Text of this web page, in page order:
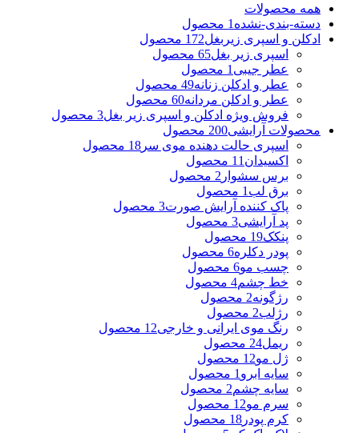
همه محصولات
دسته-بندی-نشده 1 محصول
ادکلن و اسپری زیربغل172 محصول
اسپری زیر بغل65 محصول
عطر جیبی 1 محصول
عطر و ادکلن زنانه49 محصول
عطر و ادکلن مردانه60 محصول
فروش ویژه ادکلن و اسپری زیر بغل3 محصول
محصولات آرایشی200 محصول
اسپری حالت دهنده موی سر 18 محصول
اکسیدان 11 محصول
برس سشوار 2 محصول
برق لب 1 محصول
پاک کننده آرایش صورت3 محصول
پد آرایشی3 محصول
پنکک19 محصول
پودر دکلره6 محصول
چسب مو6 محصول
خط چشم4 محصول
رژگونه2 محصول
رژلب2 محصول
رنگ موی ایرانی و خارجی12 محصول
ریمل24 محصول
ژل مو12 محصول
سایه ابرو 1 محصول
سایه چشم2 محصول
سرم مو12 محصول
کرم پودر 18 محصول